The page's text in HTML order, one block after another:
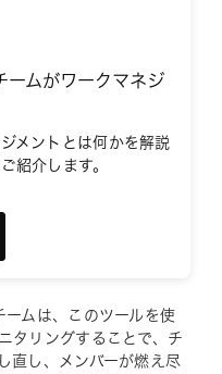
ームがワークマネジ
メントとは何かを解説
紹介します。
ームは、このツールを使
タリングすることで、チ
直し、メンバーが燃え尽